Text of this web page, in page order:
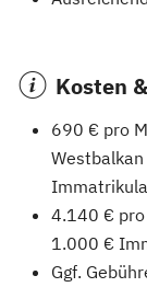
Kosten
690 € pro
4.140 € pro
1.000 €
Ggf.